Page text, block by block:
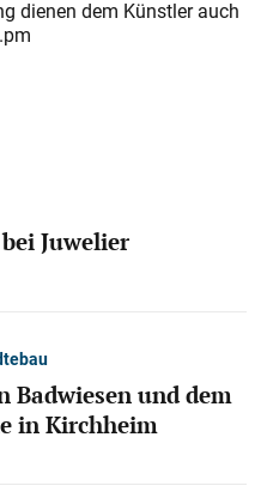
dienen dem Künstler auch
Juwelier
Badwiesen und dem
in Kirchheim